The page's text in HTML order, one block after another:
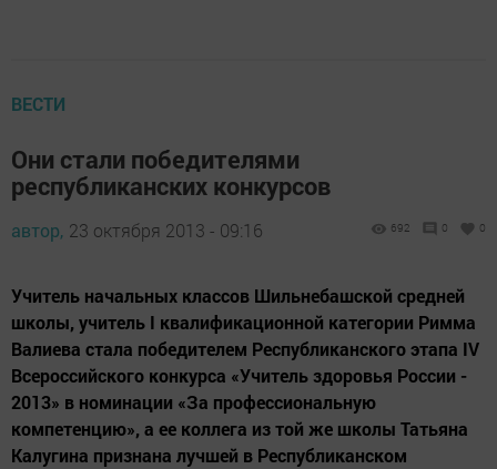
ВЕСТИ
Они стали победителями
республиканских конкурсов
автор, 23 октября 2013 - 09:16 692 0 0
Учитель начальных классов Шильнебашской средней
школы, учитель I квалификационной категории Римма
Валиева стала победителем Республиканского этапа IV
Всероссийского конкурса «Учитель здоровья России -
2013» в номинации «За профессиональную
компетенцию», а ее коллега из той же школы Татьяна
Калугина признана лучшей в Республиканском